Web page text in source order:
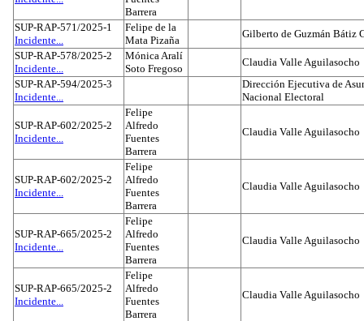
Barrera
SUP-RAP-571/2025-1
Incidente...
Felipe de la
Mata Pizaña
Gilberto de Guzmán Bátiz
SUP-RAP-578/2025-2
Incidente...
Mónica Aralí
Soto Fregoso
Claudia Valle Aguilasocho
SUP-RAP-594/2025-3
Incidente...
Dirección Ejecutiva de
Nacional Electoral
SUP-RAP-602/2025-2
Incidente...
Felipe
Alfredo
Fuentes
Barrera
Claudia Valle Aguilasocho
SUP-RAP-602/2025-2
Incidente...
Felipe
Alfredo
Fuentes
Barrera
Claudia Valle Aguilasocho
SUP-RAP-665/2025-2
Incidente...
Felipe
Alfredo
Fuentes
Barrera
Claudia Valle Aguilasocho
SUP-RAP-665/2025-2
Incidente...
Felipe
Alfredo
Fuentes
Barrera
Claudia Valle Aguilasocho